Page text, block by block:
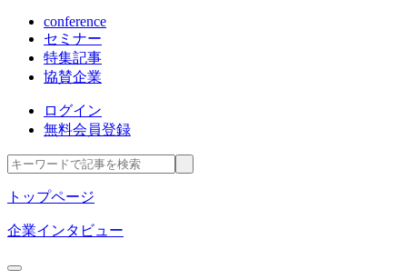
conference
セミナー
特集記事
協賛企業
ログイン
無料会員登録
トップページ
企業インタビュー